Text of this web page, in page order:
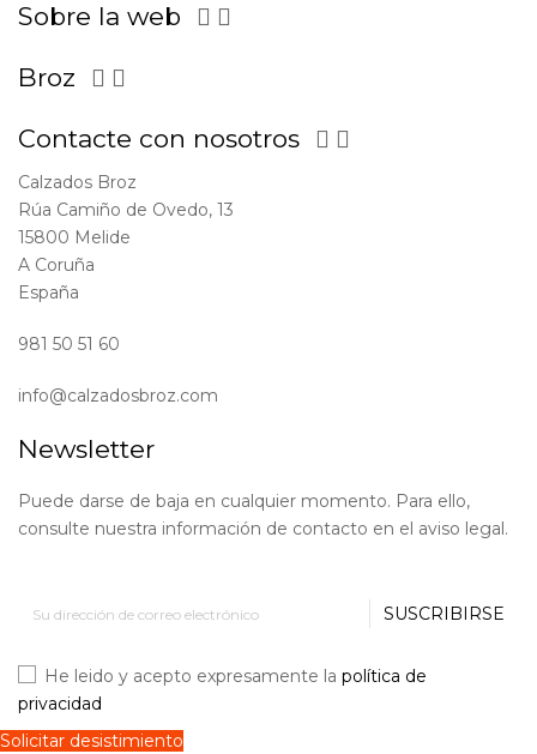
Sobre la web  
Broz  
Contacte con nosotros  
Calzados Broz
Rúa Camiño de Ovedo, 13
15800 Melide
A Coruña
España
981 50 51 60
info@calzadosbroz.com
Newsletter
Puede darse de baja en cualquier momento. Para ello,
consulte nuestra información de contacto en el aviso legal.
SUSCRIBIRSE
He leido y acepto expresamente la política de
privacidad
Solicitar desistimiento